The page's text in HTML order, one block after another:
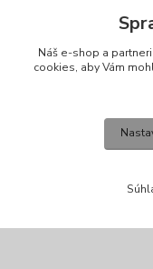
Stanislav
0902
info@schodyplus.sk
Náš e-shop a
cookies, aby Vám